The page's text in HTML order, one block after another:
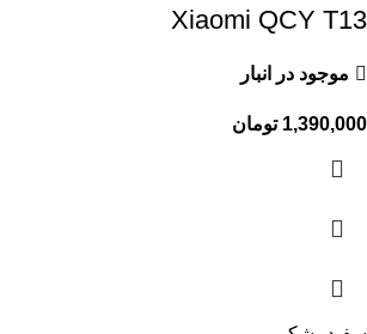
Xiaomi QCY T13
موجود در انبار
1,390,000 تومان